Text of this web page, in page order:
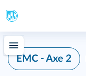
EMC - Axe 2